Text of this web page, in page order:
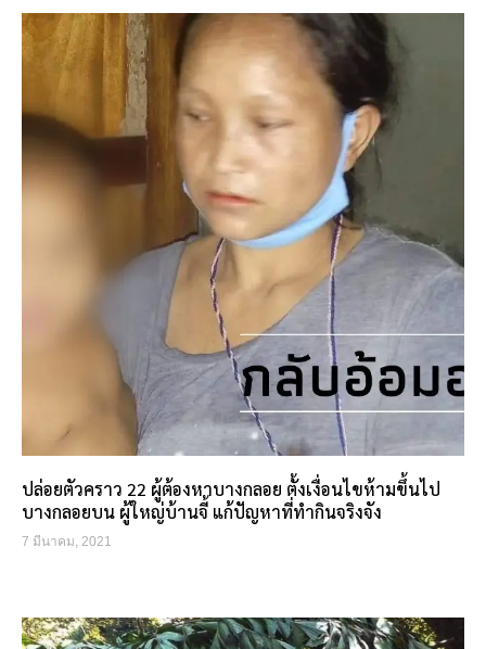
ปล่อยตัวคราว 22 ผู้ต้องหาบางกลอย ตั้งเงื่อนไขห้ามขึ้นไป
บางกลอยบน ผู้ใหญ่บ้านจี้ แก้ปัญหาที่ทำกินจริงจัง
7 มีนาคม, 2021